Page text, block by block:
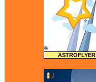
ASTROFLYER